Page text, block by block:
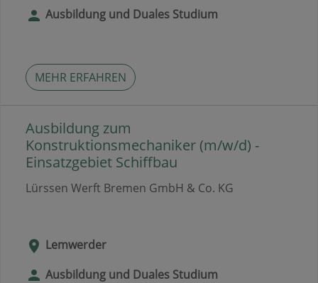
Ausbildung und Duales Studium
MEHR ERFAHREN
Ausbildung zum
Konstruktionsmechaniker (m/w/d) -
Einsatzgebiet Schiffbau
Lürssen Werft Bremen GmbH & Co. KG
Lemwerder
Ausbildung und Duales Studium